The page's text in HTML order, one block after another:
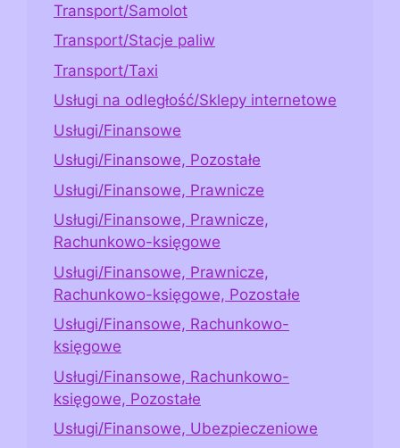
Transport/Samolot
Transport/Stacje paliw
Transport/Taxi
Usługi na odległość/Sklepy internetowe
Usługi/Finansowe
Usługi/Finansowe, Pozostałe
Usługi/Finansowe, Prawnicze
Usługi/Finansowe, Prawnicze,
Rachunkowo-księgowe
Usługi/Finansowe, Prawnicze,
Rachunkowo-księgowe, Pozostałe
Usługi/Finansowe, Rachunkowo-
księgowe
Usługi/Finansowe, Rachunkowo-
księgowe, Pozostałe
Usługi/Finansowe, Ubezpieczeniowe